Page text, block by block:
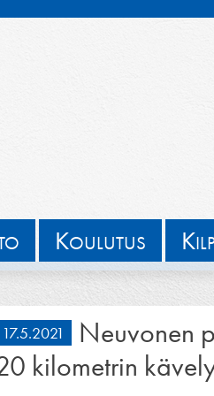
KOULUTUS K
17.5.2021
Neuvonen
kilometrin